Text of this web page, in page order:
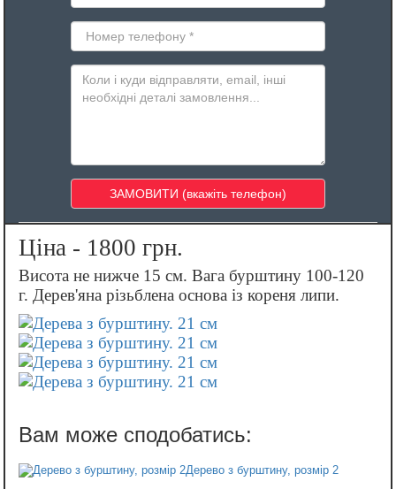
Ціна - 1800 грн.
Висота не нижче 15 см. Вага бурштину 100-120
г. Дерев'яна різьблена основа із кореня липи.
Дерево з бурштину, розмір 2